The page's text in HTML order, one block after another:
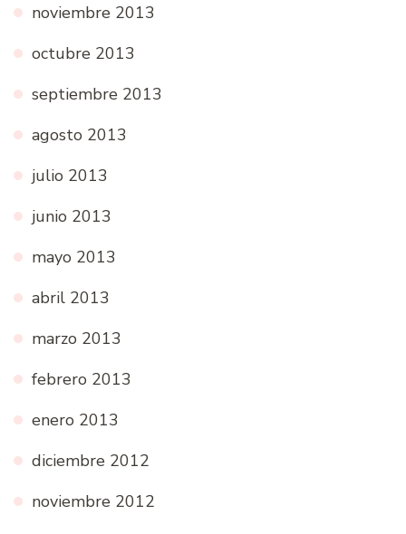
noviembre 2013
octubre 2013
septiembre 2013
agosto 2013
julio 2013
junio 2013
mayo 2013
abril 2013
marzo 2013
febrero 2013
enero 2013
diciembre 2012
noviembre 2012